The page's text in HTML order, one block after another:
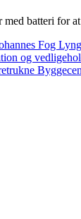
batteri for
Fog
og